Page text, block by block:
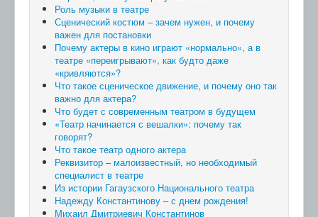
Роль музыки в театре
Сценический костюм – зачем нужен, и почему
важен для постановки
Почему актеры в кино играют «нормально», а в
театре «переигрывают», как будто даже
«кривляются»?
Что такое сценическое движение, и почему оно так
важно для актера?
Что будет с современным театром в будущем
«Театр начинается с вешалки»: почему так
говорят?
Что такое театр одного актера
Реквизитор – малоизвестный, но необходимый
специалист в театре
Из истории Гагаузского Национального театра
Надежду Константинову – с днем рождения!
Михаил Дмитриевич Константинов